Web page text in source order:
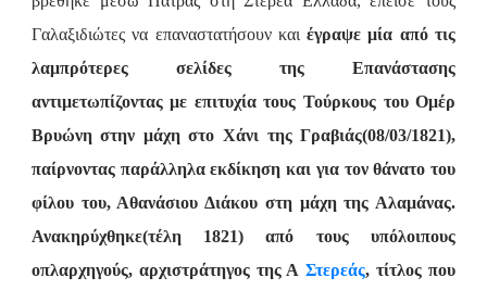
Γαλαξιδιώτες να επαναστατήσουν και έγραψε μία από τις
λαμπρότερες σελίδες της Επανάστασης
αντιμετωπίζοντας με επιτυχία τους Τούρκους του Ομέρ
Βρυώνη στην μάχη στο Χάνι της Γραβιάς(08/03/1821),
παίρνοντας παράλληλα εκδίκηση και για τον θάνατο του
φίλου του, Αθανάσιου Διάκου στη μάχη της Αλαμάνας.
Ανακηρύχθηκε(τέλη 1821) από τους υπόλοιπους
οπλαρχηγούς, αρχιστράτηγος της ΑΣτερεάς, τίτλος που